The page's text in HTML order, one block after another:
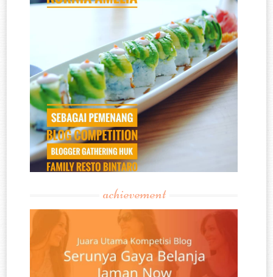
achievement